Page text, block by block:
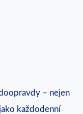
– nejen
každodenní